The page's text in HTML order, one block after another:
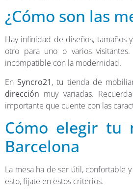
¿Cómo son las
Hay infinidad de diseños, tamaños
otro para uno o varios
incompatible con la modernidad.
EnSyncro21, tu tienda de
dirección muy variadas.
importante que cuente con las
Cómo elegir tu
Barcelona
La mesa ha de ser útil, confortable
esto, fíjate en estos criterios.